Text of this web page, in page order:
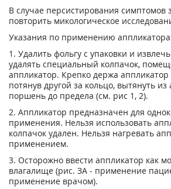
В случае персистирования симптомов
повторить микологическое
Указания по применению
1. Удалить фольгу с упаковки и
удалять специальный колпачок,
аппликатор. Крепко держа
потянув другой за кольцо, вытянуть из
поршень до предела (см. рис 1, 2).
2. Аппликатор предназначен для
применения. Нельзя использовать
колпачок удален. Нельзя нагревать
применением.
3. Осторожно ввести аппликатор как
влагалище (рис. ЗА - применение
применение врачом).